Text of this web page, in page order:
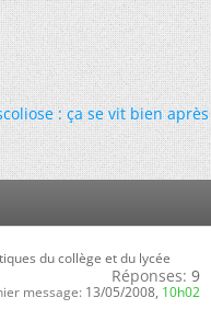
: ça se vit bien après
du collège et du lycée
Réponses: 9
message: 13/05/2008, 10h02